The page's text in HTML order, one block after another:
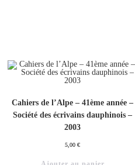
Cahiers de l’Alpe – 41ème année –
Société des écrivains dauphinois –
2003
5,00 €